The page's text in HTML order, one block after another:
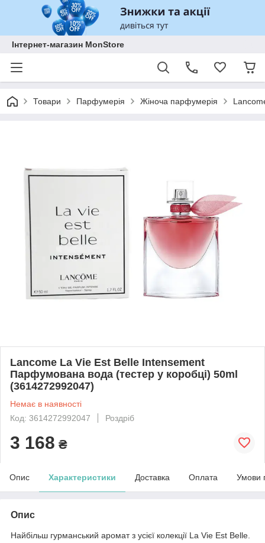
Інтернет-магазин MonStore
Товари Парфумерія Жіноча парфумерія
Lancome La Vie Est Belle Intensement
Парфумована вода (тестер у коробці) 50ml
(3614272992047)
Немає в наявності
Код: 3614272992047
Роздріб
3 168 ₴
Опис Характеристики Доставка Оплата Умови
Опис
Найбільш гурманський аромат з усієї колекції La Vie Est Belle.